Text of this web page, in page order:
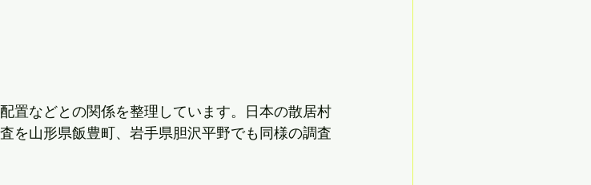
置などとの関係を整理しています。日本の散居村
を山形県飯豊町、岩手県胆沢平野でも同様の調査